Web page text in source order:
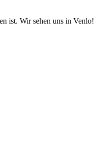
ist. Wir sehen uns in Venlo!